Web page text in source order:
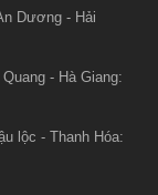
Dương - Hải
- Hà Giang:
lộc - Thanh Hóa: